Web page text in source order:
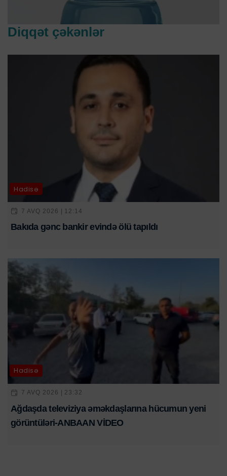
Diqqət çəkənlər
Hadisə
7 AVQ 2026 | 12:14
Bakıda gənc bankir evində ölü tapıldı
Hadisə
7 AVQ 2026 | 23:32
Ağdaşda televiziya əməkdaşlarına hücumun yeni
görüntüləri-ANBAAN VİDEO